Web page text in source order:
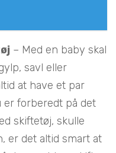
– Med en baby skal
savl eller
at have et par
er forberedt på det
skiftetøj, skulle
er det altid smart at